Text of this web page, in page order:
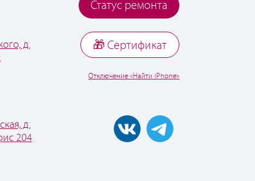
д.
д.
204
Статус ремонта
🎁 Cертификат
Отключение «Найти iPhone»